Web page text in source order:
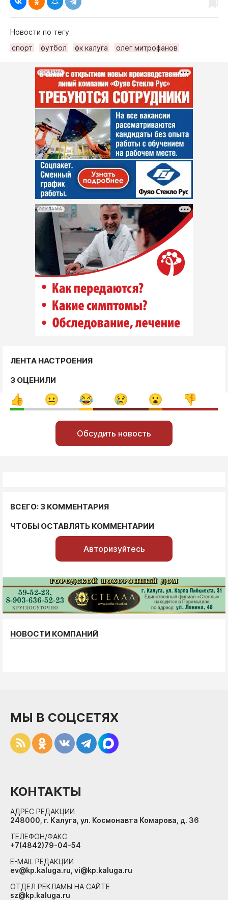
Новости по тегу
спорт
футбол фк калуга олег митрофанов
РЕКЛАМА
РЕКЛАМА
ЛЕНТА НАСТРОЕНИЯ
3 ОЦЕНИЛИ
Обсудить новость
ВСЕГО: 3 КОММЕНТАРИЯ
ЧТОБЫ ОСТАВЛЯТЬ КОММЕНТАРИИ
Авторизуйтесь
НОВОСТИ КОМПАНИЙ
МЫ В СОЦСЕТЯХ
КОНТАКТЫ
АДРЕС РЕДАКЦИИ
248000, г. Калуга, ул. Космонавта Комарова, д. 36
ТЕЛЕФОН/ФАКС
+7(4842)79-04-54
E-MAIL РЕДАКЦИИ
ev@kp.kaluga.ru, vi@kp.kaluga.ru
ОТДЕЛ РЕКЛАМЫ НА САЙТЕ
sz@kp.kaluga.ru